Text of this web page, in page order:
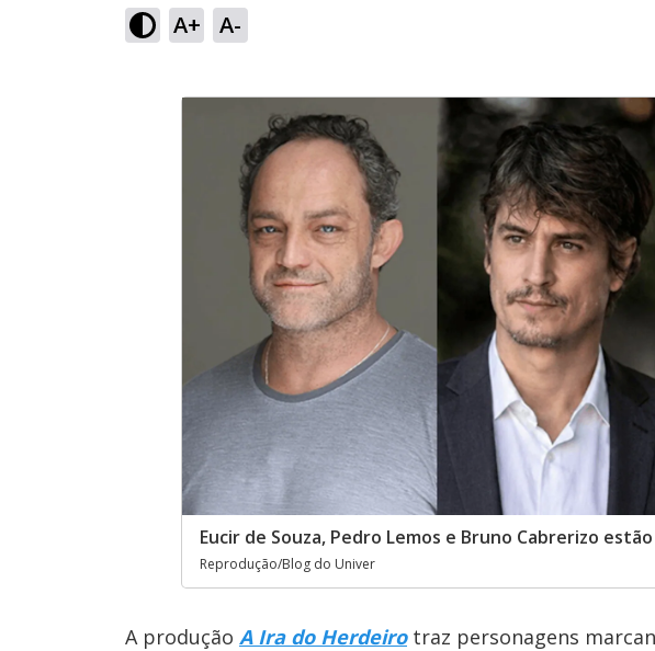
A+ A-
Eucir de Souza, Pedro Lemos e Bruno Cabrerizo
Reprodução/Blog do Univer
A produção A Ira do Herdeirotraz personagens